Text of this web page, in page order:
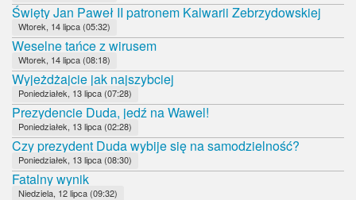
Święty Jan Paweł II patronem Kalwarii Zebrzydowskiej
Wtorek, 14 lipca (05:32)
Weselne tańce z wirusem
Wtorek, 14 lipca (08:18)
Wyjeżdżajcie jak najszybciej
Poniedziałek, 13 lipca (07:28)
Prezydencie Duda, jedź na Wawel!
Poniedziałek, 13 lipca (02:28)
Czy prezydent Duda wybije się na samodzielność?
Poniedziałek, 13 lipca (08:30)
Fatalny wynik
Niedziela, 12 lipca (09:32)